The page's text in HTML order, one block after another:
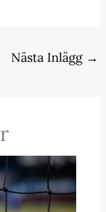
Nästa Inlägg →